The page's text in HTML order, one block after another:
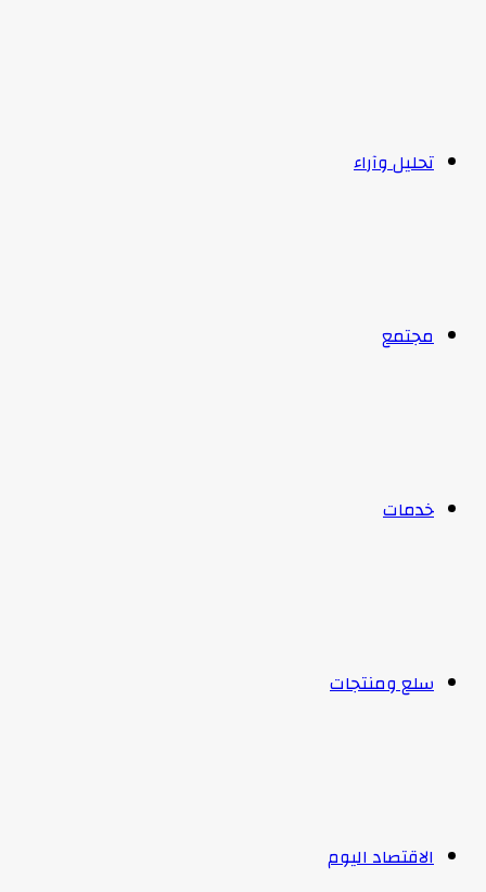
تحليل وآراء
مجتمع
خدمات
سلع ومنتجات
الاقتصاد اليوم